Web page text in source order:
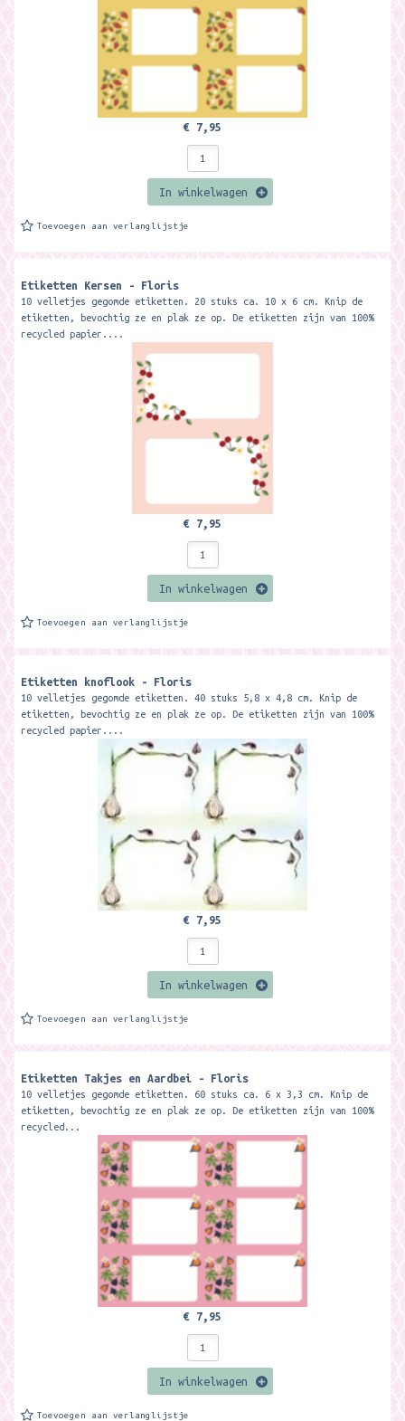
€ 7,95
In winkelwagen
Toevoegen aan verlanglijstje
Etiketten Kersen - Floris
10 velletjes gegomde etiketten. 20 stuks ca. 10 x 6 cm. Knip de
etiketten, bevochtig ze en plak ze op. De etiketten zijn van 100%
recycled papier....
€ 7,95
In winkelwagen
Toevoegen aan verlanglijstje
Etiketten knoflook - Floris
10 velletjes gegomde etiketten. 40 stuks 5,8 x 4,8 cm. Knip de
etiketten, bevochtig ze en plak ze op. De etiketten zijn van 100%
recycled papier....
€ 7,95
In winkelwagen
Toevoegen aan verlanglijstje
Etiketten Takjes en Aardbei - Floris
10 velletjes gegomde etiketten. 60 stuks ca. 6 x 3,3 cm. Knip de
etiketten, bevochtig ze en plak ze op. De etiketten zijn van 100%
recycled...
€ 7,95
In winkelwagen
Toevoegen aan verlanglijstje